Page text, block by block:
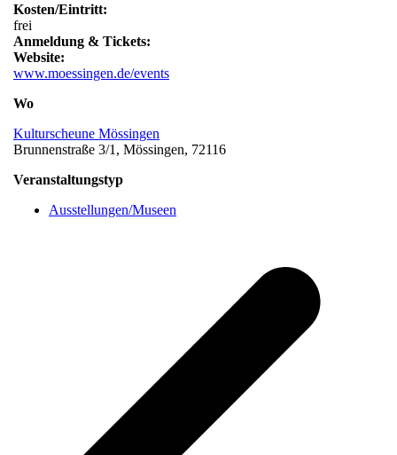
Kosten/Eintritt:
frei
Anmeldung & Tickets:
Website:
www.moessingen.de/events
Wo
Kulturscheune Mössingen
Brunnenstraße 3/1, Mössingen, 72116
Veranstaltungstyp
Ausstellungen/Museen